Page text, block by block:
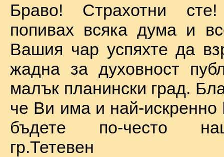
Браво! Страхотни
попивах всяка дума и
Вашия чар успяхте да
жадна за духовност
малък планински град.
че Ви има и най-
бъдете по-често
гр.Тетевен